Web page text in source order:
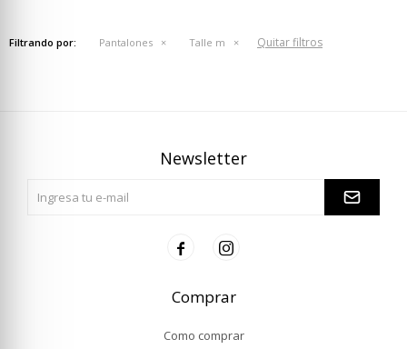
Filtrando por: Pantalones Talle m Quitar filtros
Comprar
Como comprar
Newsletter
 